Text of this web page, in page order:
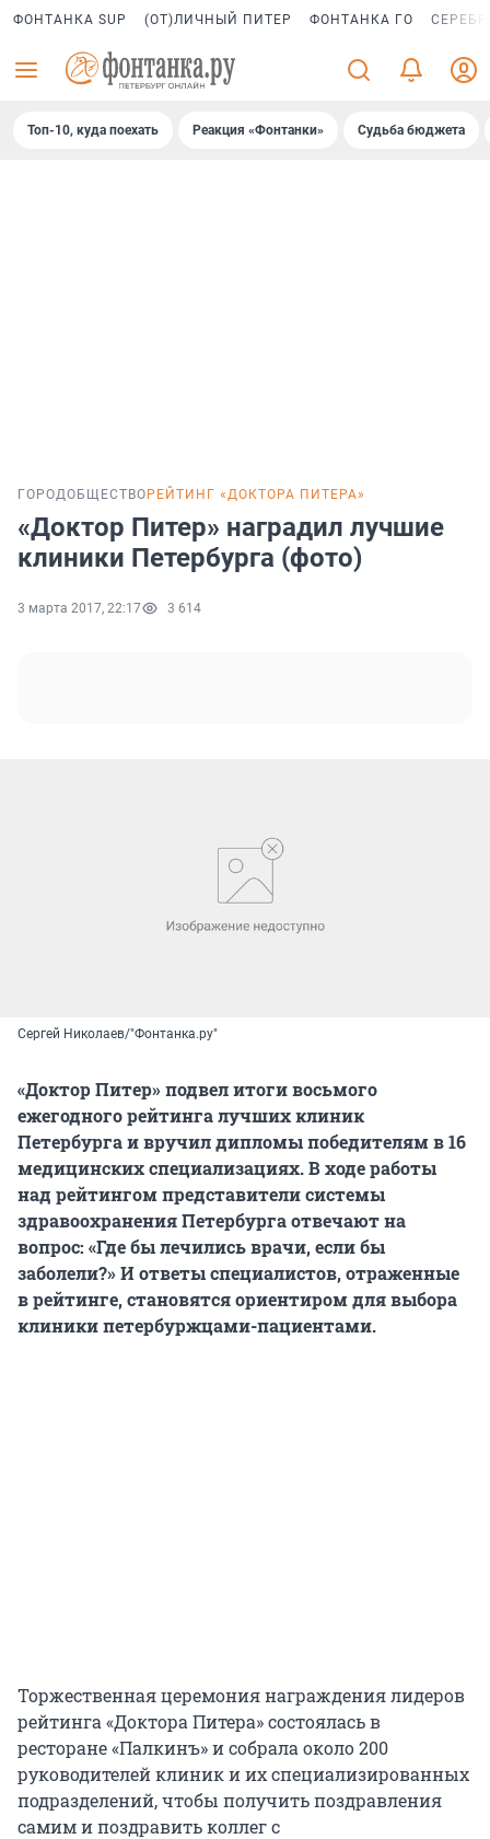
ФОНТАНКА SUP (ОТ)ЛИЧНЫЙ ПИТЕР ФОНТАНКА ГО
Топ-10, куда поехать Реакция «Фонтанки» Судьба бюджета
ГОРОДОБЩЕСТВО РЕЙТИНГ «ДОКТОРА ПИТЕРА»
«Доктор Питер» наградил лучшие
клиники Петербурга (фото)
3 марта 2017, 22:17 3 614
Сергей Николаев/"Фонтанка.ру"
«Доктор Питер» подвел итоги восьмого
ежегодного рейтинга лучших клиник
Петербурга и вручил дипломы победителям в 16
медицинских специализациях. В ходе работы
над рейтингом представители системы
здравоохранения Петербурга отвечают на
вопрос: «Где бы лечились врачи, если бы
заболели?» И ответы специалистов, отраженные
в рейтинге, становятся ориентиром для выбора
клиники петербуржцами-пациентами.
Торжественная церемония награждения лидеров
рейтинга «Доктора Питера» состоялась в
ресторане «Палкинъ» и собрала около 200
руководителей клиник и их специализированных
подразделений, чтобы получить поздравления
самим и поздравить коллег с